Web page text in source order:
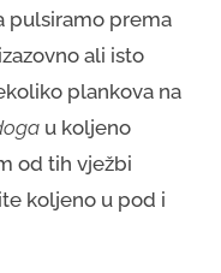
pulsiramo prema
ali isto
plankova na
u koljeno
od tih vježbi
koljeno u pod i